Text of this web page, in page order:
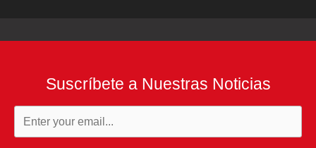
Suscríbete a Nuestras Noticias